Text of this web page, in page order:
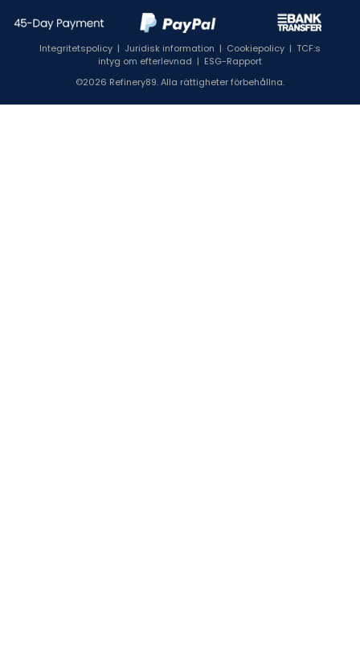
Integritetspolicy | Juridisk information | Cookiepolicy | TCF:s
intyg om efterlevnad | ESG-Rapport
©2026 Refinery89. Alla rättigheter förbehållna.